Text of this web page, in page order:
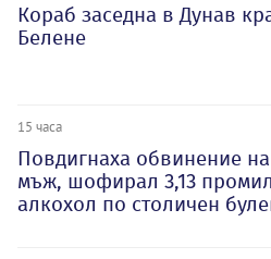
Кораб заседна в Дунав
Белене
15 часа
Повдигнаха обвинение на
мъж, шофирал 3,13
алкохол по столичен